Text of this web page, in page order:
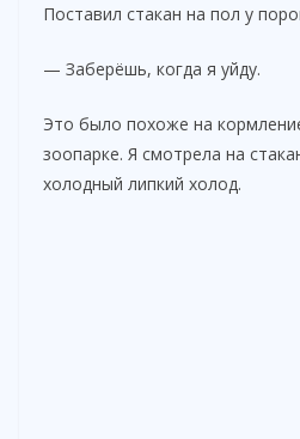
d
Поставил стакан на пол у
— Заберёшь, когда я уйду.
Это было похоже на
зоопарке. Я смотрела на
холодный липкий холод.